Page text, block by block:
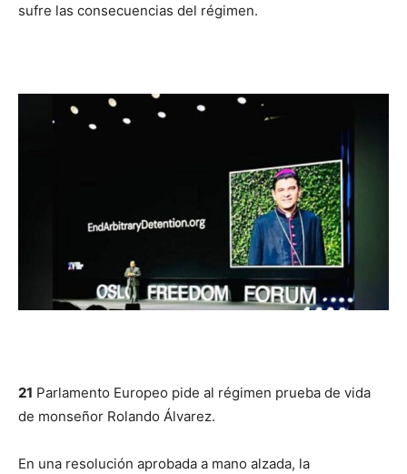
sufre las consecuencias del régimen.
21 Parlamento Europeo pide al régimen prueba de vida
de monseñor Rolando Álvarez.
En una resolución aprobada a mano alzada, la